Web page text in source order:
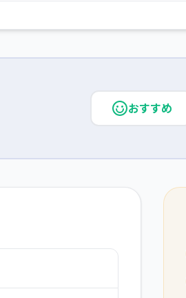
おすすめ